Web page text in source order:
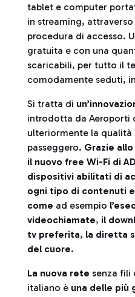
tablet e computer
in streaming,
procedura di accesso.
gratuita e con una
scaricabili, per tutto il
comodamente seduti,
Si tratta di
introdotta da Aeroporti
ulteriormente la
passeggero. Grazie
il nuovo free Wi-Fi di
dispositivi abilitati di
ogni tipo di contenuti
come ad esempio
videochiamate, il
tv preferita, la diretta
del cuore.
La nuova rete senza fili
italiano è una delle più